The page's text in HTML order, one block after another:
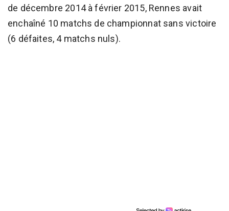
de décembre 2014 à février 2015, Rennes avait
enchaîné 10 matchs de championnat sans victoire
(6 défaites, 4 matchs nuls).